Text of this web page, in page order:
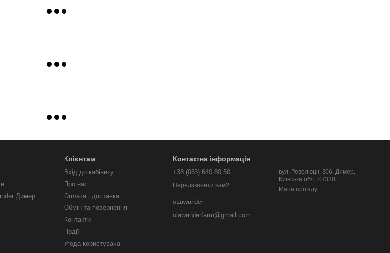
Димер
Клієнтам
Вхід до кабінету
Про нас
Оплата і доставка
Обмін та повернення
Контакти
Події
Угода користувача
Контактна інформація
+38 (063) 640 80 50
Передзвонити вам?
oLawander
olawanderfarm@gmail.com
вул. Революції, 306, Димер,
Київська обл., 07330
Мапа проїзду